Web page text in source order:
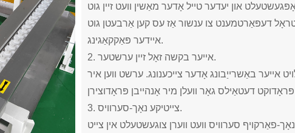
און יעדער טייל אָדער מאַשין וועט זיין גוט
דעפּאַרטמענט צו ענשור אַז עס קען אַרבעטן גוט
איידער פּאַקקאַגינג.
2. אייער בקשה זאָל זיין ערשטער.
אייער באַשרייַבונג אָדער צייכענונג. ערשט ווען איר
3. צייטיקע נאָך-סערוויס.